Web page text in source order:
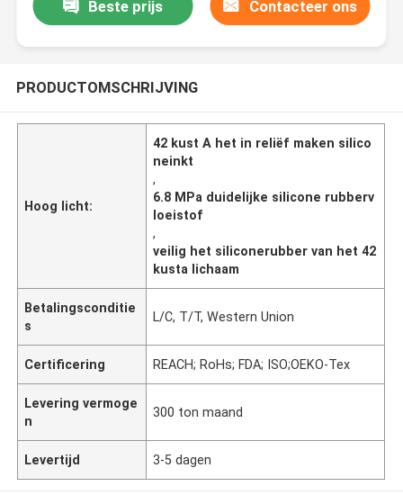
Beste prijs Contacteer ons
PRODUCTOMSCHRIJVING
Hoog licht:
42 kust A het in reliëf maken silico
neinkt
,
6.8 MPa duidelijke silicone rubberv
loeistof
,
veilig het siliconerubber van het 42
kusta lichaam
Betalingsconditie
s
L/C, T/T, Western Union
Certificering REACH; RoHs; FDA; ISO;OEKO-Tex
Levering vermoge
n
300 ton maand
Levertijd 3-5 dagen